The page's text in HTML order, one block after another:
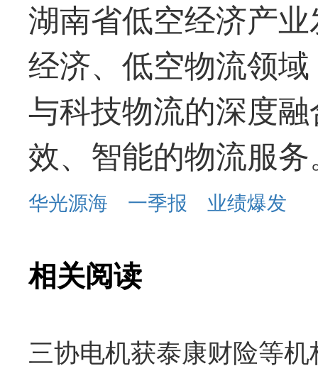
湖南省低空经济产
经济、低空物流领
与科技物流的深度
效、智能的物流服
华光源海 一季报 业绩爆发
相关阅读